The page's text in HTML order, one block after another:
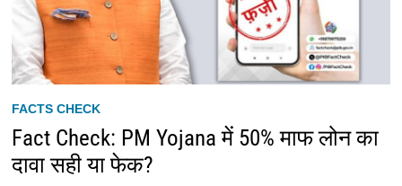
FACTS CHECK
Fact Check: PM Yojana में 50% माफ लोन का
दावा सही या फेक?